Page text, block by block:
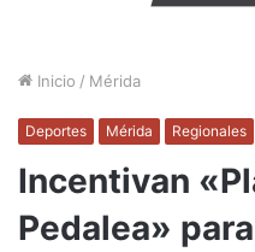
Inicio / Mérida
Deportes Mérida Regionales
Incentivan
Pedalea»